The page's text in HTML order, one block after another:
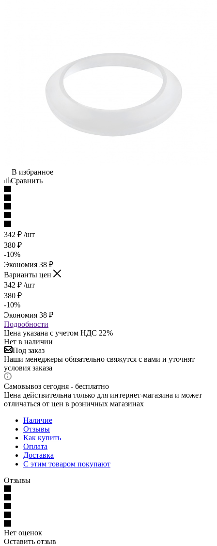
В избранное
Сравнить
342 ₽ /шт
380 ₽
-10%
Экономия 38 ₽
Варианты цен
342 ₽ /шт
380 ₽
-10%
Экономия 38 ₽
Подробности
Цена указана с учетом НДС 22%
Нет в наличии
Под заказ
Наши менеджеры обязательно свяжутся с вами и уточнят
условия заказа
Самовывоз сегодня - бесплатно
Цена действительна только для интернет-магазина и может
отличаться от цен в розничных магазинах
Наличие
Отзывы
Как купить
Оплата
Доставка
С этим товаром покупают
Отзывы
Нет оценок
Оставить отзыв